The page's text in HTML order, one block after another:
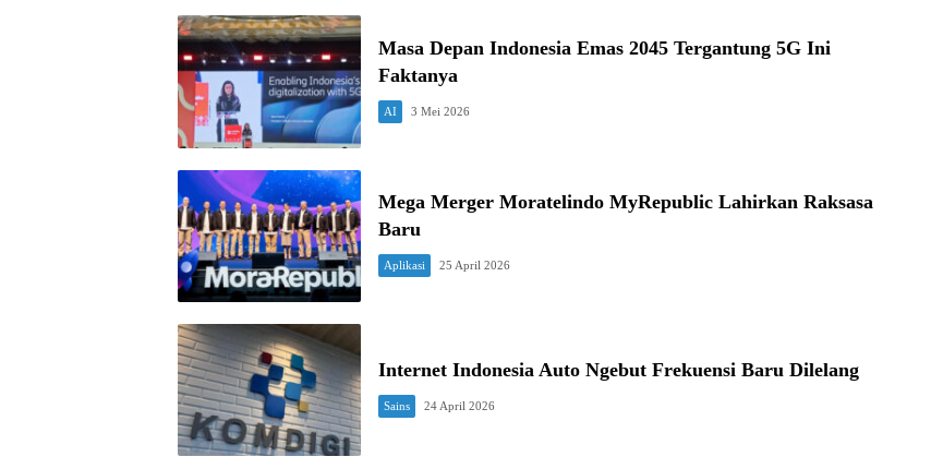
Masa Depan Indonesia Emas 2045 Tergantung 5G Ini
Faktanya
AI 3 Mei 2026
Mega Merger Moratelindo MyRepublic Lahirkan Raksasa
Baru
Aplikasi 25 April 2026
Internet Indonesia Auto Ngebut Frekuensi Baru Dilelang
Sains 24 April 2026